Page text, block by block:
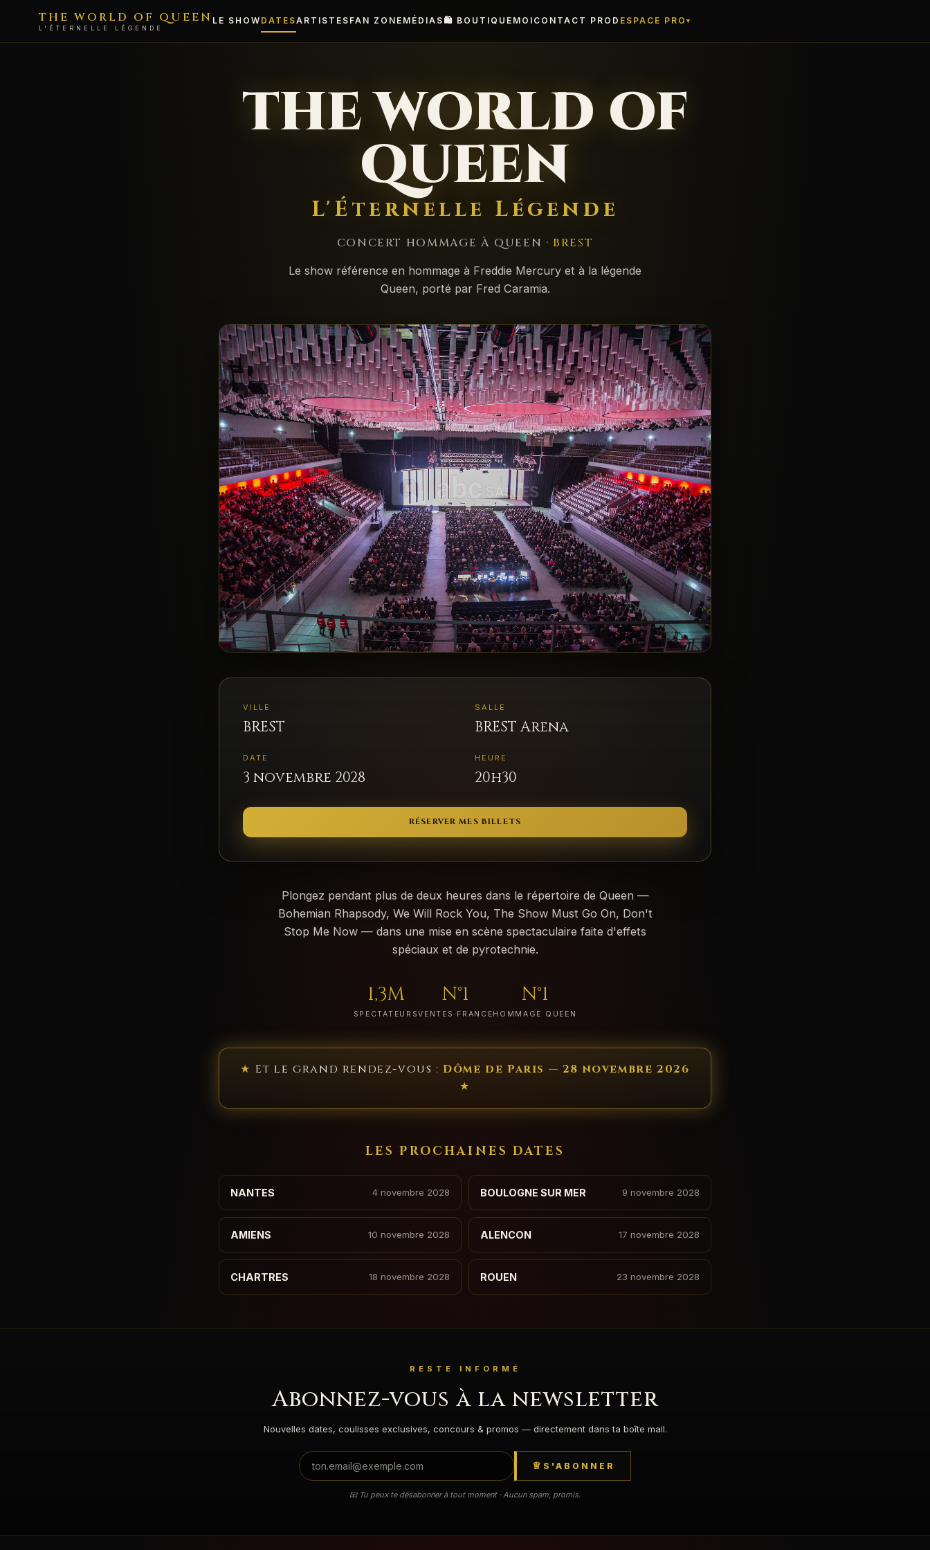
THE WORLD OF QUEEN
L'ÉTERNELLE LÉGENDE
LE SHOW DATESARTISTES FAN ZONE MÉDIAS 🛍️ BOUTIQUE MOI CONTACT PROD ESPACE PRO ▾
THE WORLD OF
QUEEN
L'Éternelle Légende
CONCERT HOMMAGE À QUEEN · BREST
Le show référence en hommage à Freddie Mercury et à la légende
Queen, porté par Fred Caramia.
VILLE
BREST
SALLE
BREST Arena
DATE
3 novembre 2028
HEURE
20h30
RÉSERVER MES BILLETS
Plongez pendant plus de deux heures dans le répertoire de Queen —
Bohemian Rhapsody, We Will Rock You, The Show Must Go On, Don't
Stop Me Now — dans une mise en scène spectaculaire faite d'effets
spéciaux et de pyrotechnie.
1,3M
SPECTATEURS
N°1
VENTES FRANCE
N°1
HOMMAGE QUEEN
★ Et le grand rendez-vous :Dôme de Paris — 28 novembre 2026
★
LES PROCHAINES DATES
NANTES 4 novembre 2028 BOULOGNE SUR MER 9 novembre 2028
AMIENS 10 novembre 2028 ALENCON 17 novembre 2028
CHARTRES 18 novembre 2028 ROUEN 23 novembre 2028
RESTE INFORMÉ
Abonnez-vous à la newsletter
Nouvelles dates, coulisses exclusives, concours & promos — directement dans ta boîte mail.
S'ABONNER
📧 Tu peux te désabonner à tout moment · Aucun spam, promis.